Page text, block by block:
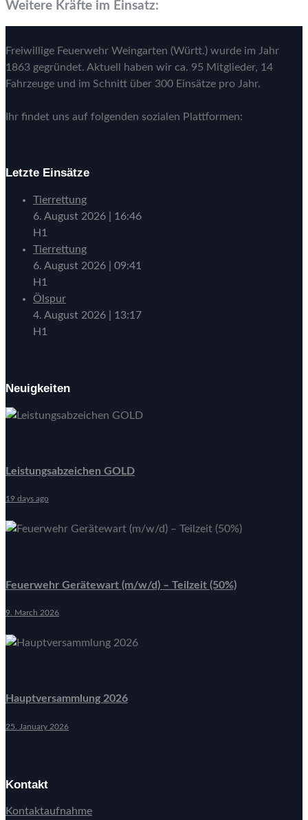
Weitere Kräfte im Einsatz:
Freiwillige Feuerwehr Weingarten (Württ.) wurde im Jahr
1863 gegründet. Aktuell haben wir ca. 95 Mitglieder, 14
Fahrzeuge und im Schnitt über 300 Einsätze pro Jahr.
Ihr findet uns auf folgenden sozialen Plattformen:
Letzte Einsätze
Tierrettung
6. August 2026
16:46
H1
Tierrettung
6. August 2026
09:41
H1
Ölspur
4. August 2026
13:17
H1
Neuigkeiten
Leistungsabzeichen GOLD
19 days ago
Feuerwehr Gerätewart (m/w/d) – Teilzeit (50%)
9. March 2026
Hauptversammlung 2026
25. January 2026
Kontakt
Kontaktaufnahme